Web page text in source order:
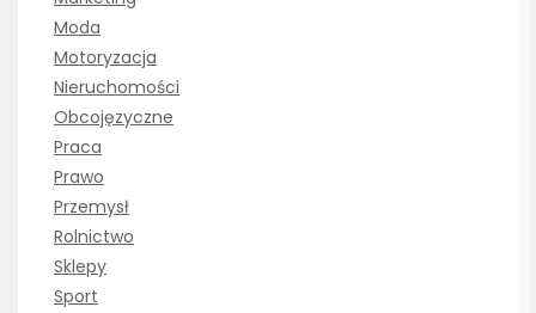
Moda
Motoryzacja
Nieruchomości
Obcojęzyczne
Praca
Prawo
Przemysł
Rolnictwo
Sklepy
Sport